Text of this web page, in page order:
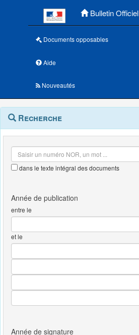
Bulletin Officiel
Documents opposables
Aide
Nouveautés
Navigation
outils
Menu
contextuel
Recherche
dans le texte intégral des documents
entre le
et le